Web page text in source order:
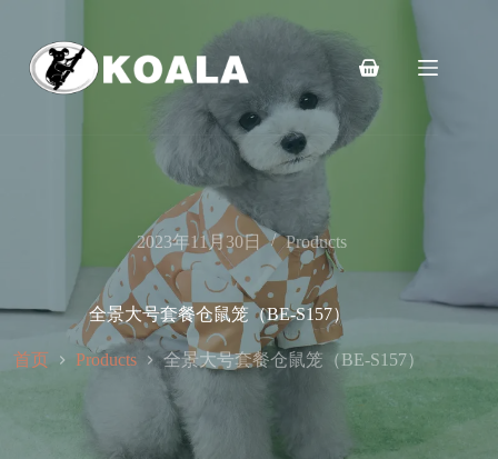
购
车
2023年11月30日 Products
全景大号套餐仓鼠笼（BE-S157）
首页 Products 全景大号套餐仓鼠笼（BE-S157）